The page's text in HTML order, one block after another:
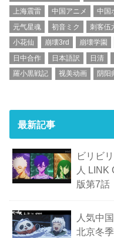
上海震雷
中国アニメ 中国
元气星魂
初音ミク 刺客伍
小花仙
崩壊3rd 崩壊学園
日中合作
日本語訳 日清
羅小黒戦記
视美动画 阴阳
最新記事
ビリビ
人 LINK
版第7話
人気中
北京冬